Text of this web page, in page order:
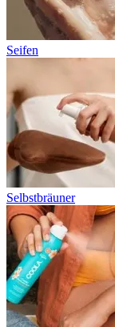
Seifen
Selbstbräuner